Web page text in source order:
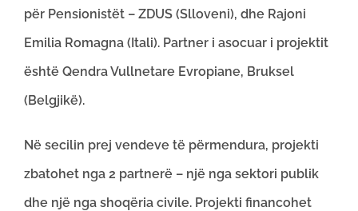
për Pensionistët – ZDUS (Slloveni), dhe Rajoni
Emilia Romagna (Itali). Partner i asocuar i projektit
është Qendra Vullnetare Evropiane, Bruksel
(Belgjikë).
Në secilin prej vendeve të përmendura, projekti
zbatohet nga 2 partnerë – një nga sektori publik
dhe një nga shoqëria civile. Projekti financohet